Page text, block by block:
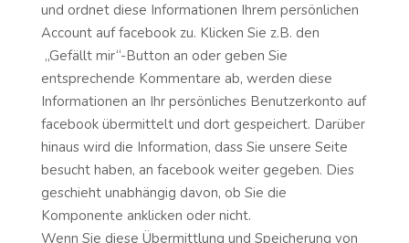
und ordnet diese Informationen Ihrem persönlichen
Account auf facebook zu. Klicken Sie z.B. den
„Gefällt mir“-Button an oder geben Sie
entsprechende Kommentare ab, werden diese
Informationen an Ihr persönliches Benutzerkonto auf
facebook übermittelt und dort gespeichert. Darüber
hinaus wird die Information, dass Sie unsere Seite
besucht haben, an facebook weiter gegeben. Dies
geschieht unabhängig davon, ob Sie die
Komponente anklicken oder nicht.
Wenn Sie diese Übermittlung und Speicherung von